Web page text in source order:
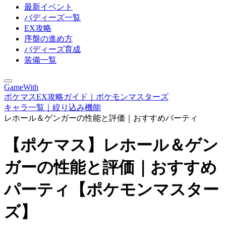
最新イベント
バディーズ一覧
EX攻略
序盤の進め方
バディーズ育成
装備一覧
GameWith
ポケマスEX攻略ガイド｜ポケモンマスターズ
キャラ一覧｜絞り込み機能
レホール＆ゲンガーの性能と評価｜おすすめパーティ
【ポケマス】レホール＆ゲン
ガーの性能と評価｜おすすめ
パーティ【ポケモンマスター
ズ】